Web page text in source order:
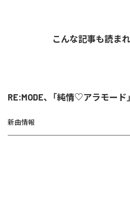
こんな記事も読ま
RE:MODE、「純情♡アラモード
新曲情報